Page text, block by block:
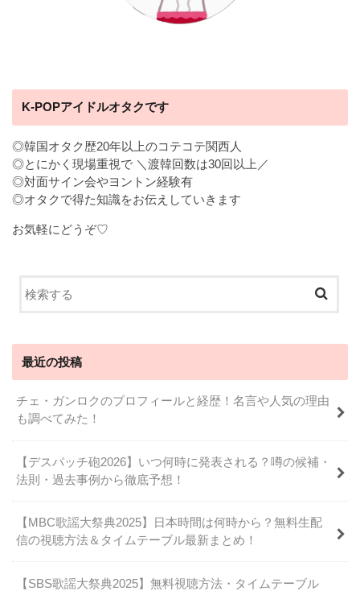
K-POPアイドルオタクです
◎韓国オタク歴20年以上のコテコテ関西人
◎とにかく現場重視で ＼渡韓回数は30回以上／
◎対面サイン会やヨントン経験有
◎オタクで得た知識をお伝えしていきます
お気軽にどうぞ♡
最近の投稿
チェ・ガンロクのプロフィールと経歴！名言や人気の理由
も調べてみた！
【デスパッチ砲2026】いつ何時に発表される？噂の候補・
法則・過去事例から徹底予想！
【MBC歌謡大祭典2025】日本時間は何時から？無料生配
信の視聴方法＆タイムテーブル最新まとめ！
【SBS歌謡大祭典2025】無料視聴方法・タイムテーブル